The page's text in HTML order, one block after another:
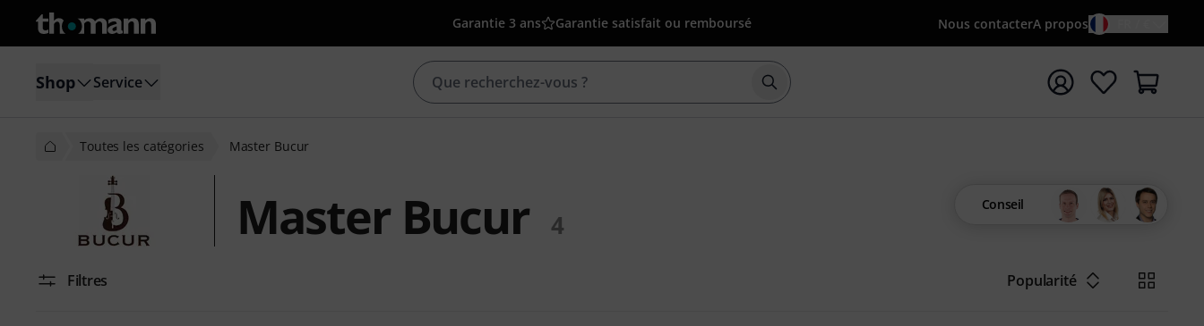
Garantie 3 ans Garantie satisfait ou remboursé Nous contacterA propos
Shop Service Démarrer la recherche avec le terme de recherche
Toutes les catégories Master Bucur
Master Bucur 4
Conseil
Filtres Popularité